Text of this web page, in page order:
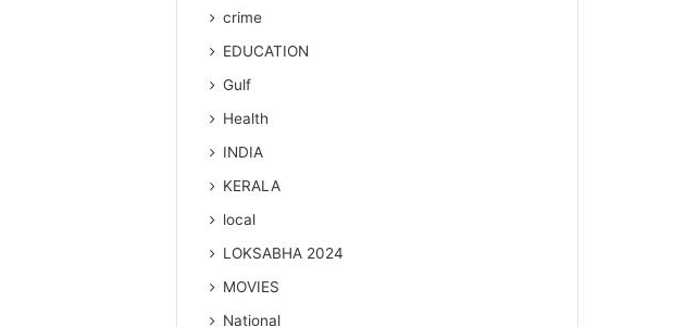
crime
EDUCATION
Gulf
Health
INDIA
KERALA
local
LOKSABHA 2024
MOVIES
National